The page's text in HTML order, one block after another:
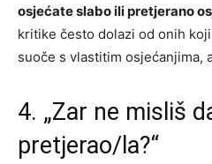
osjećate slabo ili pretjerano
kritike često dolazi od onih
suoče s vlastitim osjećanjima,
4. „Zar ne misliš
pretjerao/la?“